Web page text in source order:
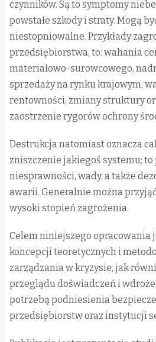
czynników. Są to symptomy
powstałe szkody i straty. Mogą
niestopniowalne. Przykłady
przedsiębiorstwa, to: wahania
materiałowo-surowcowego,
sprzedaży na rynku krajowym,
rentowności, zmiany struktury
zaostrzenie rygorów ochrony
Destrukcja natomiast oznacza
zniszczenie jakiegoś systemu;
niesprawności, wady, a także
awarii. Generalnie można
wysoki stopień zagrożenia.
Celem niniejszego opracowania
koncepcji teoretycznych i
zarządzania w kryzysie, jak
przeglądu doświadczeń i
potrzebą podniesienia
przedsiębiorstw oraz instytucji